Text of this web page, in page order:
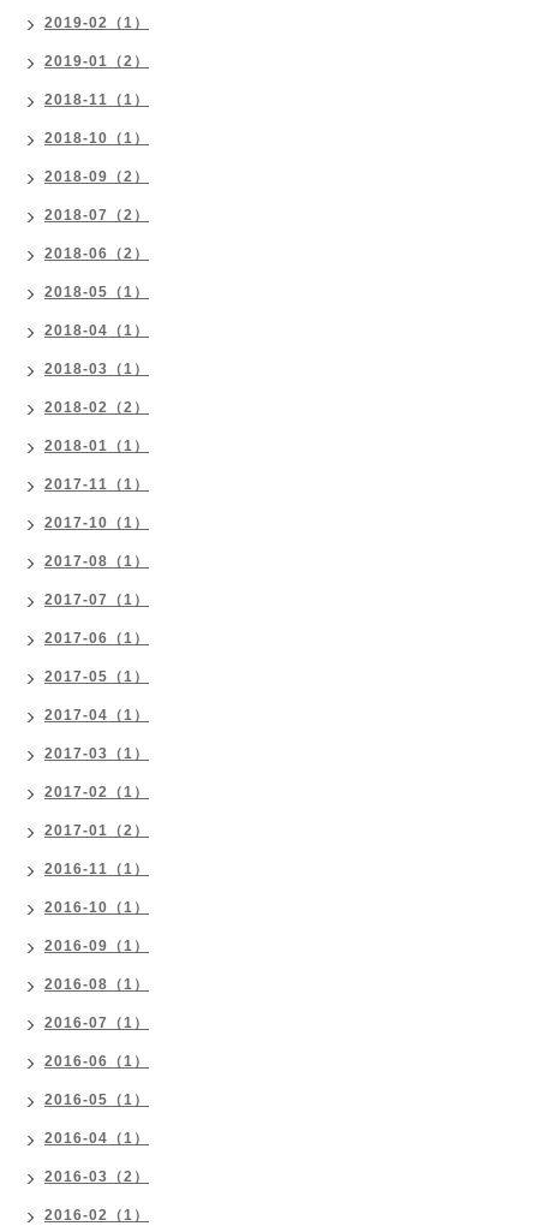
2019-02（1）
2019-01（2）
2018-11（1）
2018-10（1）
2018-09（2）
2018-07（2）
2018-06（2）
2018-05（1）
2018-04（1）
2018-03（1）
2018-02（2）
2018-01（1）
2017-11（1）
2017-10（1）
2017-08（1）
2017-07（1）
2017-06（1）
2017-05（1）
2017-04（1）
2017-03（1）
2017-02（1）
2017-01（2）
2016-11（1）
2016-10（1）
2016-09（1）
2016-08（1）
2016-07（1）
2016-06（1）
2016-05（1）
2016-04（1）
2016-03（2）
2016-02（1）